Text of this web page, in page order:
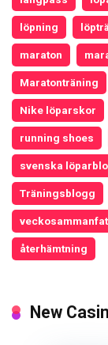
löpning
maraton
Maratonträning
Nike löparskor
running shoes
svenska
Träningsblogg
återhämtning
New